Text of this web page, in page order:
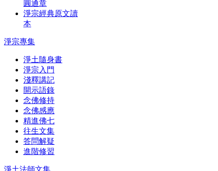
圓通章
淨宗經典原文讀
本
淨宗專集
淨土隨身書
淨宗入門
淺釋講記
開示語錄
念佛修持
念佛感應
精進佛七
往生文集
答問解疑
進階修習
淨土法師文集